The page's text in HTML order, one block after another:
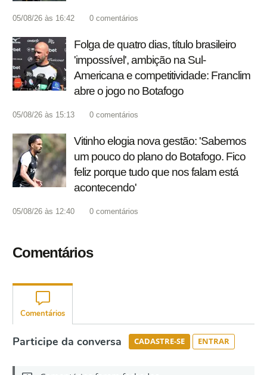
05/08/26 às 16:42 0 comentários
Folga de quatro dias, título brasileiro
'impossível', ambição na Sul-
Americana e competitividade: Franclim
abre o jogo no Botafogo
05/08/26 às 15:13 0 comentários
Vitinho elogia nova gestão: 'Sabemos
um pouco do plano do Botafogo. Fico
feliz porque tudo que nos falam está
acontecendo'
05/08/26 às 12:40 0 comentários
Comentários